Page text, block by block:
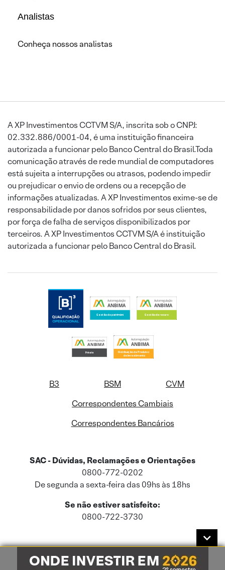
Analistas
Conheça nossos analistas
A XP Investimentos CCTVM S/A, inscrita sob o CNPJ:
02.332.886/0001-04, é uma instituição financeira
autorizada a funcionar pelo Banco Central do Brasil.Toda
comunicação através de rede mundial de computadores
está sujeita a interrupções ou atrasos, podendo impedir
ou prejudicar o envio de ordens ou a recepção de
informações atualizadas. A XP Investimentos exime-se de
responsabilidade por danos sofridos por seus clientes,
por força de falha de serviços disponibilizados por
terceiros. A XP Investimentos CCTVM S/A é instituição
autorizada a funcionar pelo Banco Central do Brasil.
B3 BSM
CVM
Correspondentes Cambiais
Correspondentes Bancários
SAC - Dúvidas, Reclamações e Orientações
0800-772-0202
De segunda a sexta-feira das 09hs às 18hs
Se não estiver satisfeito:
0800-722-3730
Este site usa cookies e dados pessoais de acordo com a nossaPolítica de
Cookies
e a nossaPolítica de Privacidade.